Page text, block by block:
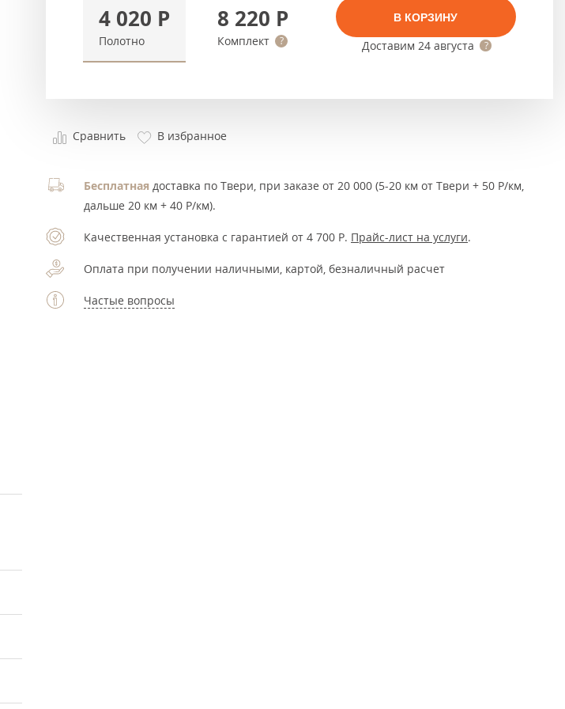
Серый цвет
4 020 Р
Полотно
8 220 Р
Комплект
В КОРЗИНУ
Доставим24 августа
Сравнить В избранное
Бесплатная доставка по Твери, при заказе от 20 000 (5-20 км от Твери + 50 Р/км,
дальше 20 км + 40 Р/км).
Качественная установка с гарантией от 4 700 Р. Прайс-лист на услуги.
Оплата при получении наличными, картой, безналичный расчет
Частые вопросы